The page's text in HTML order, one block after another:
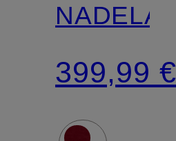
NADELA
399,99 €